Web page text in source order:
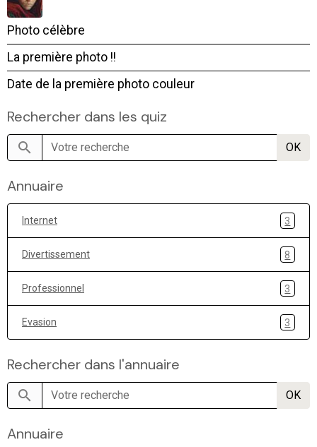
Photo célèbre
La première photo !!
Date de la première photo couleur
Rechercher dans les quiz
OK
Annuaire
Internet 3
Divertissement 8
Professionnel 3
Evasion 3
Rechercher dans l'annuaire
OK
Annuaire